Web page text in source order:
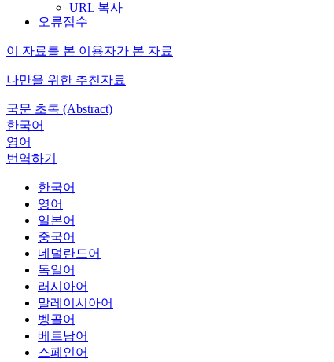
URL 복사
오류접수
이 자료를 본 이용자가 본 자료
나만을 위한 추천자료
국문 초록 (Abstract)
한국어
영어
번역하기
한국어
영어
일본어
중국어
네덜란드어
독일어
러시아어
말레이시아어
벵골어
베트남어
스페인어